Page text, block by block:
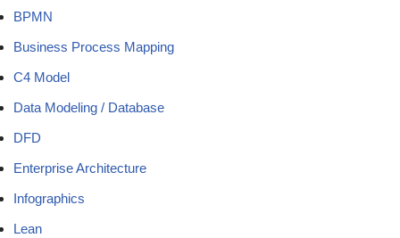
BPMN
Business Process Mapping
C4 Model
Data Modeling / Database
DFD
Enterprise Architecture
Infographics
Lean